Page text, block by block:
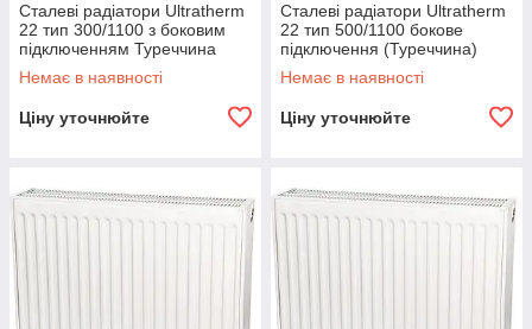
Сталеві радіатори Ultratherm
22 тип 300/1100 з боковим
підключенням Туреччина
Немає в наявності
Ціну уточнюйте
Сталеві радіатори Ultratherm
22 тип 500/1100 бокове
підключення (Туреччина)
Немає в наявності
Ціну уточнюйте